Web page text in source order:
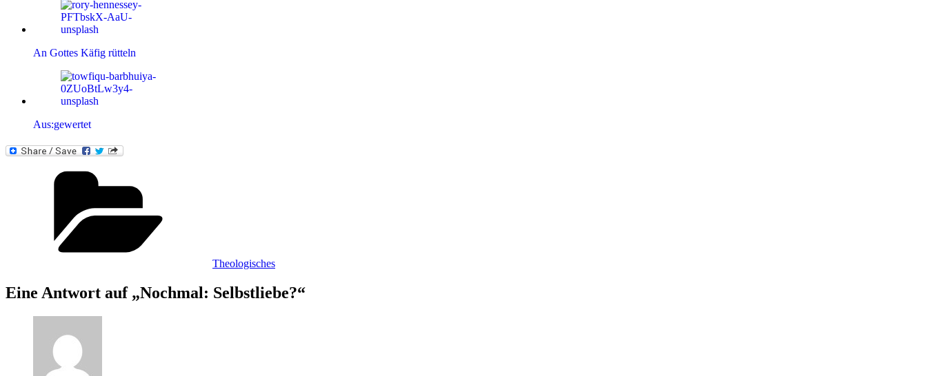
An Gottes Käfig rütteln
Aus:gewertet
Theologisches
Eine Antwort auf „Nochmal: Selbstliebe?“